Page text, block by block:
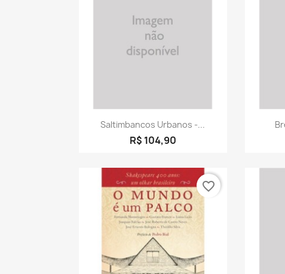
Visualização rápida
Saltimbancos Urbanos -...
R$ 104,90

favorite_border